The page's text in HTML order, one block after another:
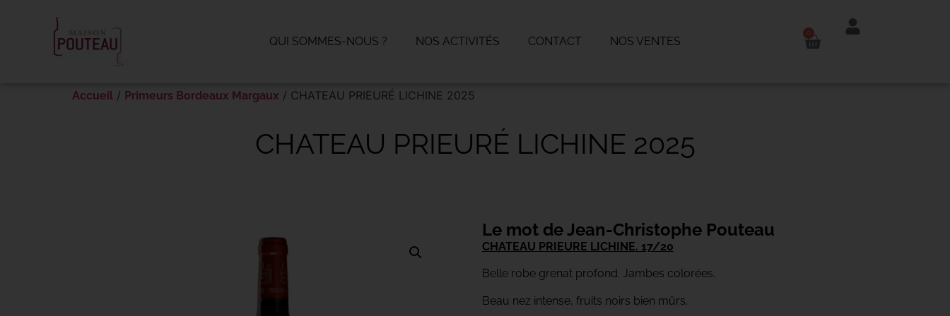
QUI SOMMES-NOUS ? NOS ACTIVITÉS CONTACT NOS VENTES
Accueil / Primeurs Bordeaux Margaux / CHATEAU PRIEURÉ LICHINE 2025
CHATEAU PRIEURÉ LICHINE 2025
Le mot de Jean-Christophe Pouteau
CHATEAU PRIEURE LICHINE. 17/20
Belle robe grenat profond. Jambes colorées.
Beau nez intense, fruits noirs bien mûrs.